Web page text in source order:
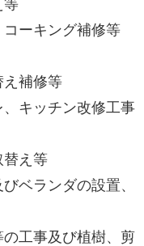
等
ーキング補修等
え補修等
キッチン改修工事
替え等
ベランダの設置、
工事及び植樹、剪